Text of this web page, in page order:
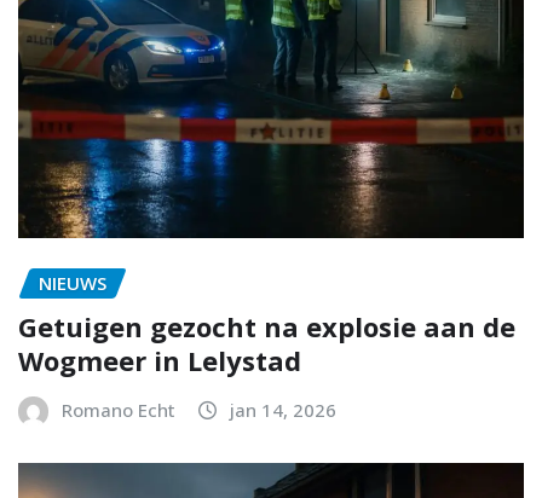
NIEUWS
Getuigen gezocht na explosie aan de
Wogmeer in Lelystad
Romano Echt jan 14, 2026